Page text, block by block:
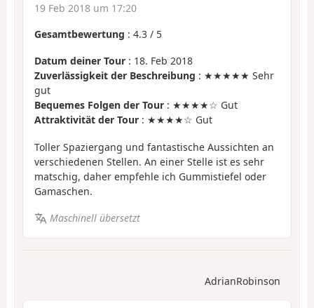
19 Feb 2018 um 17:20
Gesamtbewertung : 4.3 / 5
Datum deiner Tour : 18. Feb 2018
Zuverlässigkeit der Beschreibung : ★★★★★ Sehr
gut
Bequemes Folgen der Tour : ★★★★☆ Gut
Attraktivität der Tour : ★★★★☆ Gut
Toller Spaziergang und fantastische Aussichten an
verschiedenen Stellen. An einer Stelle ist es sehr
matschig, daher empfehle ich Gummistiefel oder
Gamaschen.
Maschinell übersetzt
AdrianRobinson